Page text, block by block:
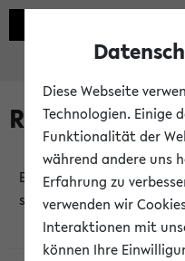
Es wurden keine
stattfindenden
Diese Webseite
Technologien. Einige
Funktionalität der
während andere uns
Erfahrung zu
verwenden wir
Interaktionen mit
können Ihre